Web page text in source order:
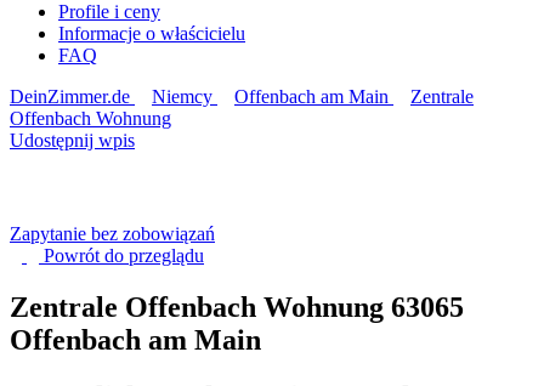
Profile i ceny
Informacje o właścicielu
FAQ
DeinZimmer.de
Niemcy Offenbach am Main
Zentrale
Offenbach Wohnung
Udostępnij wpis
Zapytanie bez zobowiązań
Powrót do przeglądu
Zentrale Offenbach Wohnung 63065
Offenbach am Main